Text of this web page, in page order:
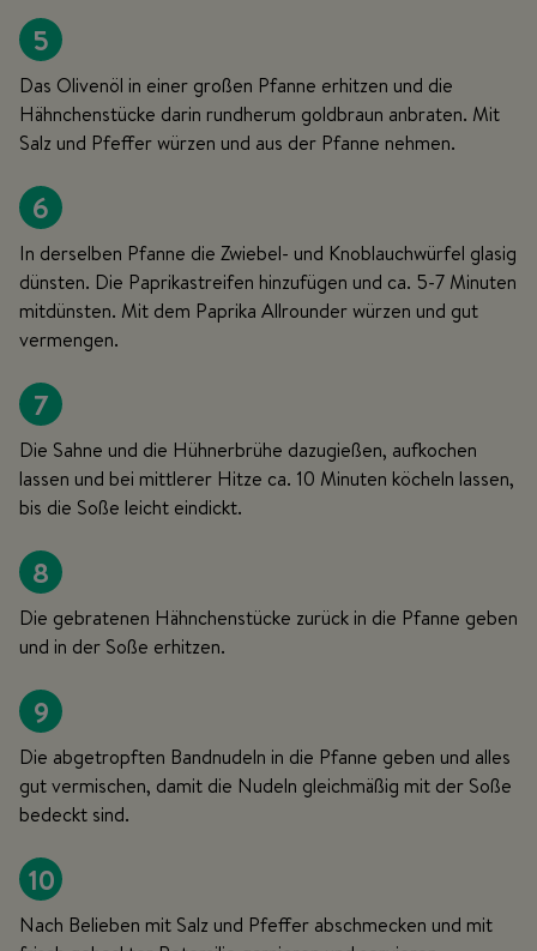
5
Das Olivenöl in einer großen Pfanne erhitzen und die
Hähnchenstücke darin rundherum goldbraun anbraten. Mit
Salz und Pfeffer würzen und aus der Pfanne nehmen.
6
In derselben Pfanne die Zwiebel- und Knoblauchwürfel glasig
dünsten. Die Paprikastreifen hinzufügen und ca. 5-7 Minuten
mitdünsten. Mit dem Paprika Allrounder würzen und gut
vermengen.
7
Die Sahne und die Hühnerbrühe dazugießen, aufkochen
lassen und bei mittlerer Hitze ca. 10 Minuten köcheln lassen,
bis die Soße leicht eindickt.
8
Die gebratenen Hähnchenstücke zurück in die Pfanne geben
und in der Soße erhitzen.
9
Die abgetropften Bandnudeln in die Pfanne geben und alles
gut vermischen, damit die Nudeln gleichmäßig mit der Soße
bedeckt sind.
10
Nach Belieben mit Salz und Pfeffer abschmecken und mit